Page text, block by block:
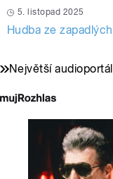
5. listopad 2025
Hudba ze
Největší